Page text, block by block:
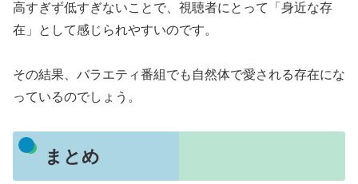
高すぎず低すぎないことで、視聴者にとって「身近な存
在」として感じられやすいのです。
その結果、バラエティ番組でも自然体で愛される存在にな
っているのでしょう。
まとめ